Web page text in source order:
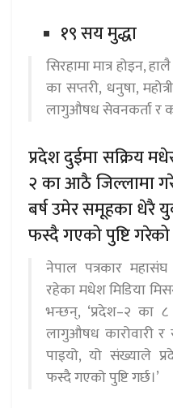
१९ सय मुद्धा
सिरहामा मात्र होइन,
का सप्तरी, धनुषा,
लागुऔषध सेवनकर्ता र
प्रदेश दुईमा सक्रिय
२ का आठै जिल्लामा
बर्ष उमेर समूहका धेरै
फस्दै गएको पुष्टि गरेको
नेपाल पत्रकार
रहेका मधेश मिडिया
भन्छन्, ‘प्रदेश–२ का ८
लागुऔषध कारोवारी र
पाइयो, यो संख्याले
फस्दै गएको पुष्टि गर्छ।’